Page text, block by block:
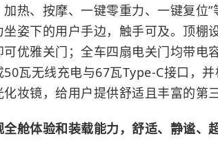
加热、按摩、一键零重力、一键复位
坐姿下的用户手边，触手可及。顶棚
可优雅关门；全车四扇电关门均带电
50瓦无线充电与67瓦Type-C接口，
化妆镜，给用户提供舒适且丰富的第
全舱体验和装载能力，舒适、静谧、